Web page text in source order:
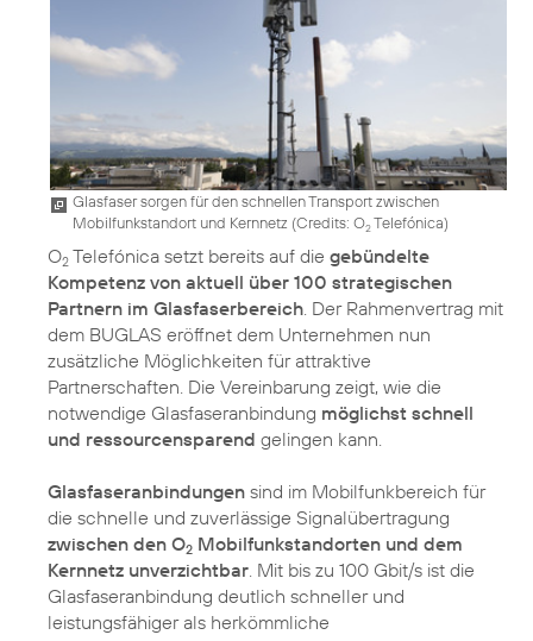
Glasfaser sorgen für den schnellen Transport zwischen
Mobilfunkstandort und Kernnetz (Credits: O2Telefónica)
O2 Telefónica setzt bereits auf die gebündelte
Kompetenz von aktuell über 100 strategischen
Partnern im Glasfaserbereich. Der Rahmenvertrag mit
dem BUGLAS eröffnet dem Unternehmen nun
zusätzliche Möglichkeiten für attraktive
Partnerschaften. Die Vereinbarung zeigt, wie die
notwendige Glasfaseranbindung möglichst schnell
und ressourcensparend gelingen kann.
Glasfaseranbindungen sind im Mobilfunkbereich für
die schnelle und zuverlässige Signalübertragung
zwischen den O2 Mobilfunkstandorten und dem
Kernnetz unverzichtbar. Mit bis zu 100 Gbit/s ist die
Glasfaseranbindung deutlich schneller und
leistungsfähiger als herkömmliche